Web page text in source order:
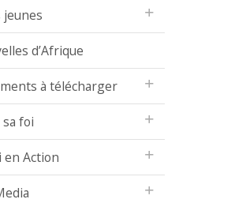
d’Afrique
à télécharger
foi
en Action